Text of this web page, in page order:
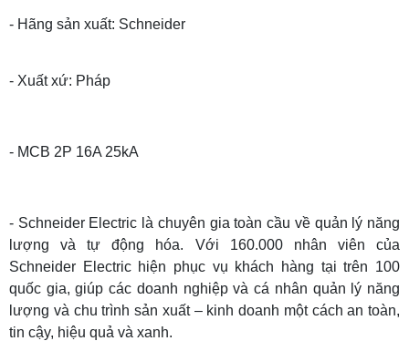
- Hãng sản xuất: Schneider
- Xuất xứ: Pháp
- MCB 2P 16A 25kA
- Schneider Electric là chuyên gia toàn cầu về quản lý năng
lượng và tự động hóa. Với 160.000 nhân viên của
Schneider Electric hiện phục vụ khách hàng tại trên 100
quốc gia, giúp các doanh nghiệp và cá nhân quản lý năng
lượng và chu trình sản xuất – kinh doanh một cách an toàn,
tin cậy, hiệu quả và xanh.